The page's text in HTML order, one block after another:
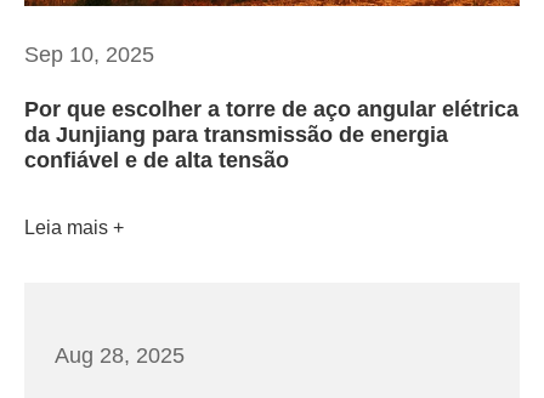
Sep 10, 2025
Por que escolher a torre de aço angular elétrica
da Junjiang para transmissão de energia
confiável e de alta tensão
Leia mais
Aug 28, 2025